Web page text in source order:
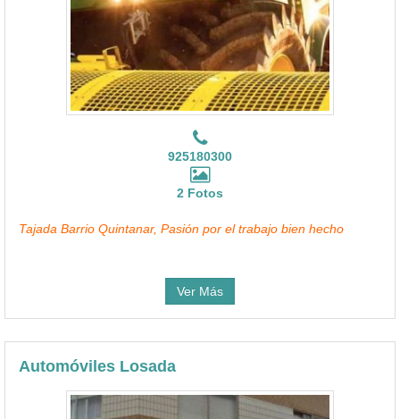
925180300
2 Fotos
Tajada Barrio Quintanar, Pasión por el trabajo bien hecho
Ver Más
Automóviles Losada